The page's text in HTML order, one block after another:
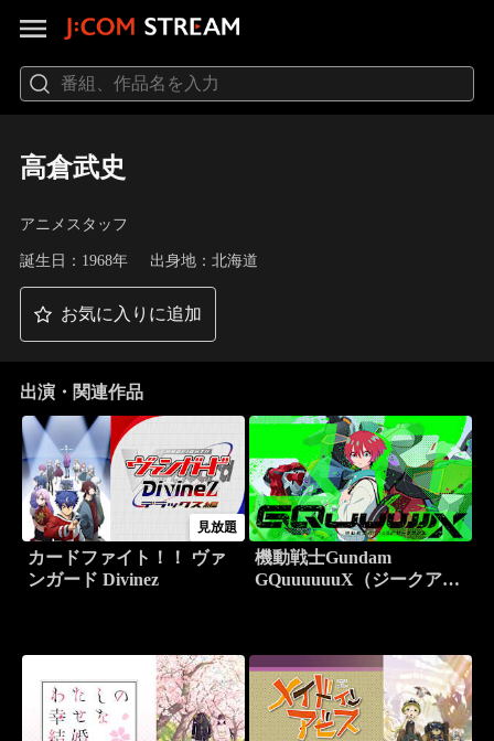
高倉武史
アニメスタッフ
誕生日：1968年 出身地：北海道
お気に入りに追加
出演・関連作品
見放題
カードファイト！！ ヴァ
ンガード Divinez
機動戦士Gundam
GQuuuuuuX（ジークアク